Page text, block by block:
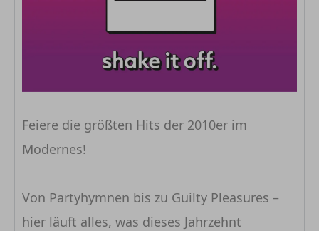
Feiere die größten Hits der 2010er im
Modernes!
Von Partyhymnen bis zu Guilty Pleasures –
hier läuft alles, was dieses Jahrzehnt